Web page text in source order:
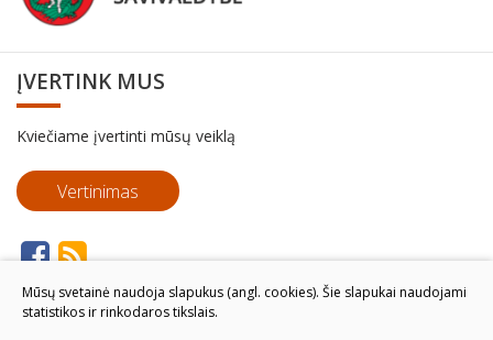
ĮVERTINK MUS
Kviečiame įvertinti mūsų veiklą
Vertinimas
Mūsų svetainė naudoja slapukus (angl. cookies). Šie slapukai naudojami
statistikos ir rinkodaros tikslais.